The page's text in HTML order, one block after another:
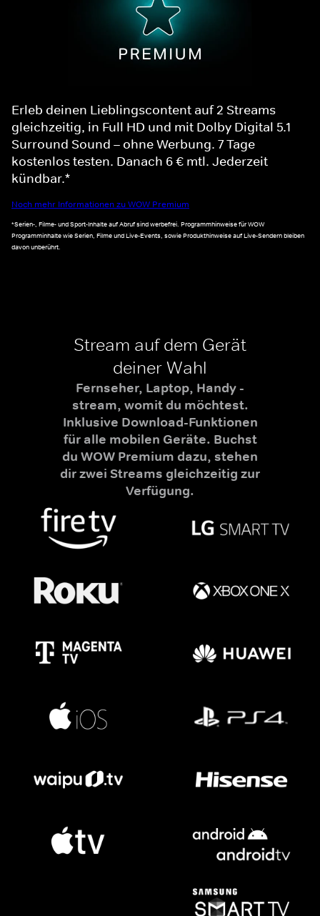
Erleb deinen Lieblingscontent auf 2 Streams
gleichzeitig, in Full HD und mit Dolby Digital 5.1
Surround Sound – ohne Werbung. 7 Tage
kostenlos testen. Danach 6 € mtl. Jederzeit
kündbar.*
Noch mehr Informationen zu WOW Premium
*Serien-, Filme- und Sport-Inhalte auf Abruf sind werbefrei. Programmhinweise für WOW
Programminhalte wie Serien, Filme und Live-Events, sowie Produkthinweise auf Live-Sendern bleiben
davon unberührt.
Stream auf dem Gerät
deiner Wahl
Fernseher, Laptop, Handy -
stream, womit du möchtest.
Inklusive Download-Funktionen
für alle mobilen Geräte. Buchst
du WOW Premium dazu, stehen
dir zwei Streams gleichzeitig zur
Verfügung.